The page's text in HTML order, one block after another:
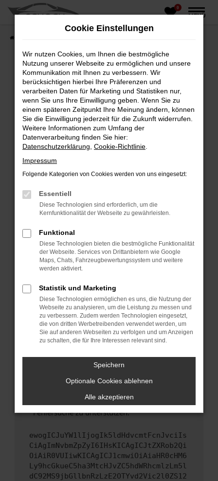
Zum
0
MENÜ
Fehler: Network Error
Beim Laden ist ein Fehler aufgetreten.
Hier sind ein paar Tipps, die dir helfen können:
Überprüfe deine Firewall und deine
Internetverbindung.
Laden andere Webseiten, zum Beispiel deine
Suchmaschine?
Prüfe deine Browsererweiterungen.
können das Laden bestimmter Seiten
verhindern. Funktioniert die Seite in einem
Fenster?
Starte dein Gerät neu.
Das kann manchmal helfen, vorübergehende
Probleme zu beheben.
Betriebssystem auf dem neuesten Stand
sind.
Veraltete Software birgt nicht nur ein
Sicherheitsrisiko, sondern kann auch dazu
führen, dass bestimmte Funktionen nicht mehr
unterstützt werden.
Wende dich an den Webseitenbetreiber.
Wenn du alle oben genannten Schritte versucht
hast, kontaktiere uns bitte. Wir werden
uns diesen Text schicken, um uns bei der
Fehlersuche zu unterstützen:
ewogICJuYW1lIjogIk5ldHdvcmtFcnJvciIs
CiAgImNvbmZpZyI6IHsKICAgICJtZXRob2Qi
OiAiR0VUIiwKICAgICJ1cmwiOiAiaHR0cHM6
Ly9hcGkueC5ha3MtcHJvZC5hdWRhcmlzLm5l
dC92MS9jbGllbnRzLzE2OTYvd2Vic2l0ZS12
Cookie Einstellungen
Wir nutzen Cookies, um Ihnen die bestmögliche
Nutzung unserer Webseite zu ermöglichen und unsere
Kommunikation mit Ihnen zu verbessern. Wir
berücksichtigen hierbei Ihre Präferenzen und
verarbeiten Daten für Marketing und Statistiken nur,
wenn Sie uns Ihre Einwilligung geben. Wenn Sie zu
einem späteren Zeitpunkt Ihre Meinung ändern, können
Sie die Einwilligung jederzeit für die Zukunft widerrufen.
Weitere Informationen zum Umfang der
Datenverarbeitung finden Sie hier:
Datenschutzerklärung Cookie-Richtlinie
Impressum
Folgende Kategorien von Cookies werden von uns eingesetzt:
Essentiell
Diese Technologien sind erforderlich, um die
Kernfunktionalität der Webseite zu gewährleisten.
Funktional
Diese Technologien bieten die bestmögliche Funktionalität
der Webseite. Services von Drittanbietern wie Google
Maps, Chats, Fahrzeugbewertungssystem und weitere
werden aktiviert.
Statistik und Marketing
Diese Technologien ermöglichen es uns, die Nutzung der
Webseite zu analysieren, um die Leistung zu messen und
zu verbessern. Zudem werden Technologien eingesetzt,
die von dritten Werbetreibenden verwendet werden, um
Sie auf anderen Webseiten zu verfolgen und um Anzeigen
zu schalten, die für Ihre Interessen relevant sind.
Speichern
Optionale Cookies ablehnen
Alle akzeptieren